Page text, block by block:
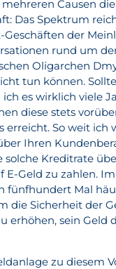
Causen die
Das Spektrum
der
rund um
Oligarchen
tun können.
ich es wirklich viele
diese stets
erreicht. So weit ich
Ihren
solche Kreditrate
E-Geld zu zahlen.
fünfhundert Mal
die Sicherheit der
erhöhen, sein Geld
zu diesem